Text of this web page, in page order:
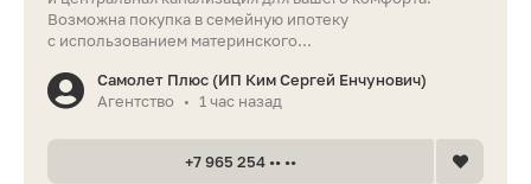
Возможна покупка в семейную ипотеку
с использованием материнского...
Самолет Плюс (ИП Ким Сергей Енчунович)
Агентство
• 1 час назад
+7 965 254 •• ••